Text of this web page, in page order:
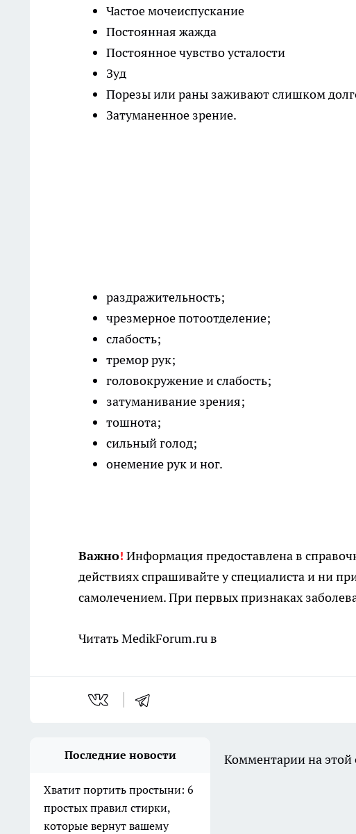
Частое мочеиспускание
Постоянная жажда
Постоянное чувство усталости
Зуд
Порезы или раны заживают слишком
Затуманенное зрение.
раздражительность;
чрезмерное потоотделение;
слабость;
тремор рук;
головокружение и слабость;
затуманивание зрения;
тошнота;
сильный голод;
онемение рук и ног.
Важно! Информация предоставлена в
действиях спрашивайте у специалиста и ни
самолечением. При первых признаках
Читать MedikForum.ru в
Последние новости
Хватит портить простыни: 6
простых правил стирки,
которые вернут вашему
Комментарии на